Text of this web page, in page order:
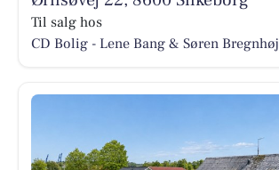
Til salg hos
CD Bolig - Lene Bang & Søren Bregnhøj